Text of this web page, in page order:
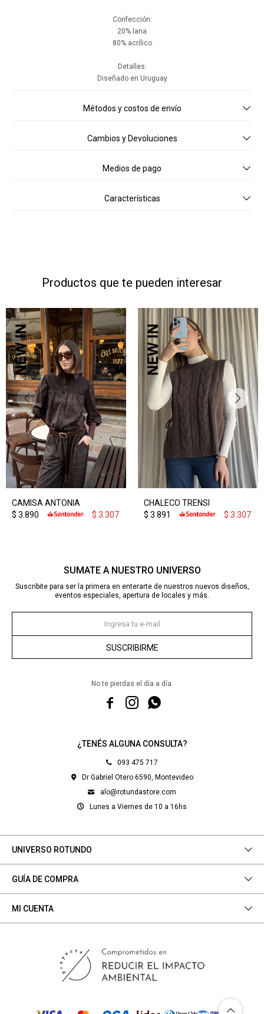
Confección:
20% lana
80% acrílico
Detalles:
Diseñado en Uruguay
Métodos y costos de envío
Cambios y Devoluciones
Medios de pago
Características
Productos que te pueden interesar
CAMISA ANTONIA
$ 3.890 $ 3.307
CHALECO TRENSI
$ 3.891 $ 3.307
¿TENÉS ALGUNA CONSULTA?
093 475 717
Dr Gabriel Otero 6590, Montevideo
alo@rotundastore.com
Lunes a Viernes de 10 a 16hs
UNIVERSO ROTUNDO
GUÍA DE COMPRA
MI CUENTA
SUMATE A NUESTRO UNIVERSO
Suscribite para ser la primera en enterarte de nuestros nuevos diseños,
eventos especiales, apertura de locales y más.
SUSCRIBIRME
No te pierdas el día a día.
  